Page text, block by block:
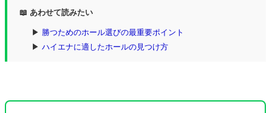
📖 あわせて読みたい
▶ 勝つためのホール選びの最重要ポイント
▶ ハイエナに適したホールの見つけ方